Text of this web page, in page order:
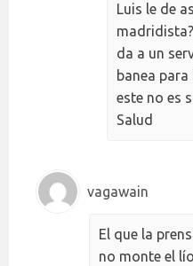
Luis le de
da a un
banea
este no es
Salud
vagawain
El que la
no monte el